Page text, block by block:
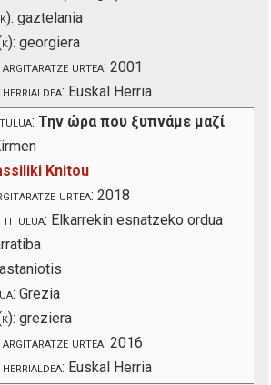
gaztelania
georgiera
urtea: 2001
Euskal Herria
Την ώρα που ξυπνάμε μαζί
Knitou
urtea: 2018
titulua: Elkarrekin esnatzeko ordua
Grezia
greziera
urtea: 2016
Euskal Herria